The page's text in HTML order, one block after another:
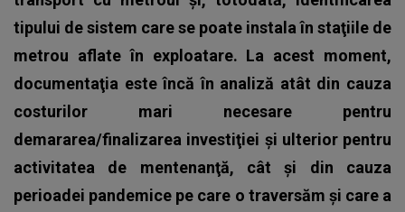
tipului de sistem care se poate instala în staţiile de
metrou aflate în exploatare. La acest moment,
documentaţia este încă în analiză atât din cauza
costurilor mari necesare pentru
demararea/finalizarea investiţiei şi ulterior pentru
activitatea de mentenanţă, cât şi din cauza
perioadei pandemice pe care o traversăm şi care a